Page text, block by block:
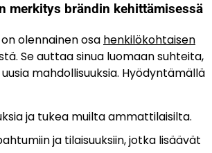
merkitys brändin kehittämisessä
olennainen osa henkilökohtaisen
Se auttaa sinua luomaan suhteita,
mahdollisuuksia. Hyödyntämällä
ja tukea muilta ammattilaisilta.
ja tilaisuuksiin, jotka lisäävät